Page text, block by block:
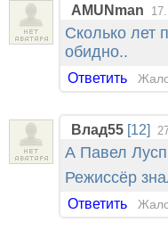
AMUNman
Сколько лет
обидно..
Ответить
Влад55 [12]
А Павел
Режиссёр
Ответить